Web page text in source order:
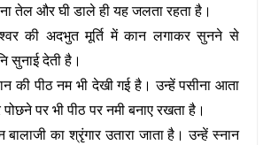
तेल और घी डाले ही यह जलता रहता है।
की अदभुत मूर्ति में कान लगाकर सुनने से
सुनाई देती है।
की पीठ नम भी देखी गई है। उन्हें पसीना आता
पोछने पर भी पीठ पर नमी बनाए रखता है।
का श्रृंगार उतारा जाता है। उन्हें स्नान